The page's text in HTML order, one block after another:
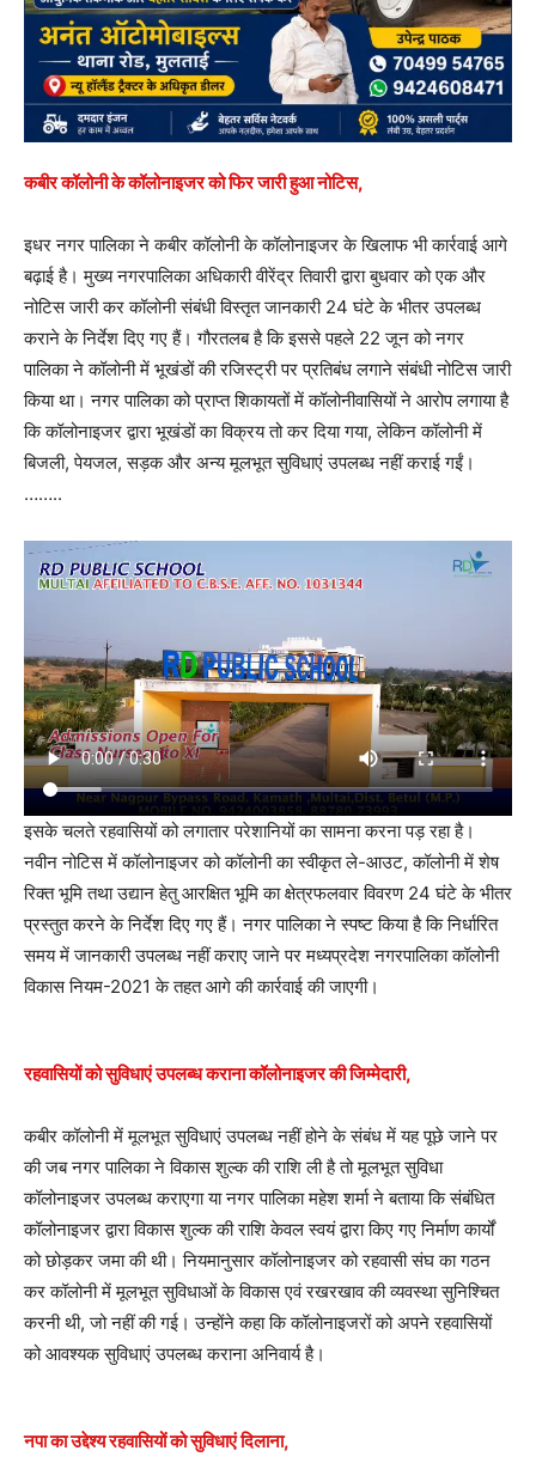
कबीर कॉलोनी के कॉलोनाइजर को फिर जारी हुआ नोटिस,
इधर नगर पालिका ने कबीर कॉलोनी के कॉलोनाइजर के खिलाफ भी कार्रवाई आगे
बढ़ाई है। मुख्य नगरपालिका अधिकारी वीरेंद्र तिवारी द्वारा बुधवार को एक और
नोटिस जारी कर कॉलोनी संबंधी विस्तृत जानकारी 24 घंटे के भीतर उपलब्ध
कराने के निर्देश दिए गए हैं। गौरतलब है कि इससे पहले 22 जून को नगर
पालिका ने कॉलोनी में भूखंडों की रजिस्ट्री पर प्रतिबंध लगाने संबंधी नोटिस जारी
किया था। नगर पालिका को प्राप्त शिकायतों में कॉलोनीवासियों ने आरोप लगाया है
कि कॉलोनाइजर द्वारा भूखंडों का विक्रय तो कर दिया गया, लेकिन कॉलोनी में
बिजली, पेयजल, सड़क और अन्य मूलभूत सुविधाएं उपलब्ध नहीं कराई गईं।
……..
इसके चलते रहवासियों को लगातार परेशानियों का सामना करना पड़ रहा है।
नवीन नोटिस में कॉलोनाइजर को कॉलोनी का स्वीकृत ले-आउट, कॉलोनी में शेष
रिक्त भूमि तथा उद्यान हेतु आरक्षित भूमि का क्षेत्रफलवार विवरण 24 घंटे के भीतर
प्रस्तुत करने के निर्देश दिए गए हैं। नगर पालिका ने स्पष्ट किया है कि निर्धारित
समय में जानकारी उपलब्ध नहीं कराए जाने पर मध्यप्रदेश नगरपालिका कॉलोनी
विकास नियम-2021 के तहत आगे की कार्रवाई की जाएगी।
रहवासियों को सुविधाएं उपलब्ध कराना कॉलोनाइजर की जिम्मेदारी,
कबीर कॉलोनी में मूलभूत सुविधाएं उपलब्ध नहीं होने के संबंध में यह पूछे जाने पर
की जब नगर पालिका ने विकास शुल्क की राशि ली है तो मूलभूत सुविधा
कॉलोनाइजर उपलब्ध कराएगा या नगर पालिका महेश शर्मा ने बताया कि संबंधित
कॉलोनाइजर द्वारा विकास शुल्क की राशि केवल स्वयं द्वारा किए गए निर्माण कार्यों
को छोड़कर जमा की थी। नियमानुसार कॉलोनाइजर को रहवासी संघ का गठन
कर कॉलोनी में मूलभूत सुविधाओं के विकास एवं रखरखाव की व्यवस्था सुनिश्चित
करनी थी, जो नहीं की गई। उन्होंने कहा कि कॉलोनाइजरों को अपने रहवासियों
को आवश्यक सुविधाएं उपलब्ध कराना अनिवार्य है।
नपा का उद्देश्य रहवासियों को सुविधाएं दिलाना,